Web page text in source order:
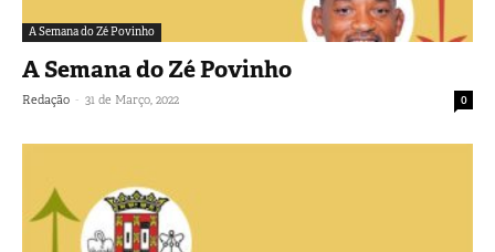
A Semana do Zé Povinho
A Semana do Zé Povinho
Redação - 31 de Março, 2022 0